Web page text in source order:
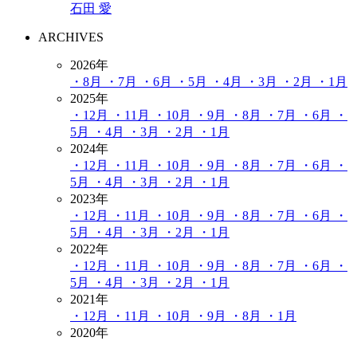
石田 愛
ARCHIVES
2026年
・8月
・7月 ・6月 ・5月 ・4月 ・3月 ・2月
・1月
2025年
・12月
・11月 ・10月 ・9月 ・8月 ・7月 ・6月
・
5月
・4月 ・3月 ・2月
・1月
2024年
・12月
・11月 ・10月 ・9月 ・8月 ・7月 ・6月
・
5月
・4月 ・3月 ・2月
・1月
2023年
・12月
・11月 ・10月 ・9月 ・8月 ・7月 ・6月
・
5月
・4月 ・3月 ・2月
・1月
2022年
・12月
・11月 ・10月 ・9月 ・8月 ・7月 ・6月
・
5月
・4月 ・3月 ・2月
・1月
2021年
・12月
・11月 ・10月 ・9月 ・8月
・1月
2020年